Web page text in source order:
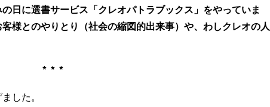
日に選書サービス「クレオパトラブックス」をやっていま
様とのやりとり（社会の縮図的出来事）や、わしクレオの人
***
した。